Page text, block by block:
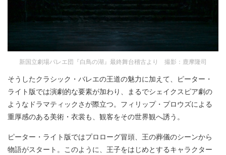
新国立劇場バレエ団『白鳥の湖』最終舞台稽古より 撮影：鹿摩隆司
そうしたクラシック・バレエの王道の魅力に加えて、ピーター・
ライト版では演劇的な要素が加わり、まるでシェイクスピア劇の
ようなドラマティックさが際立つ。フィリップ・プロウズによる
重厚感のある美術・衣裳も、観客をその世界観へ誘う。
ピーター・ライト版ではプロローグ冒頭、王の葬儀のシーンから
物語がスタート。このように、王子をはじめとするキャラクター